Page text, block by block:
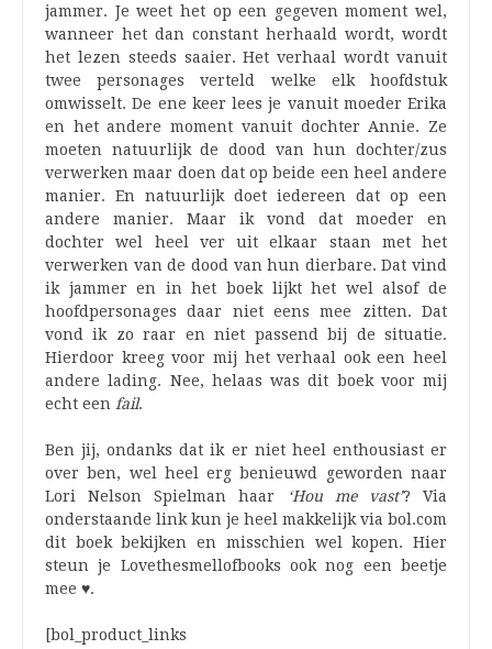
jammer. Je weet het op een gegeven moment wel,
wanneer het dan constant herhaald wordt, wordt
het lezen steeds saaier. Het verhaal wordt vanuit
twee personages verteld welke elk hoofdstuk
omwisselt. De ene keer lees je vanuit moeder Erika
en het andere moment vanuit dochter Annie. Ze
moeten natuurlijk de dood van hun dochter/zus
verwerken maar doen dat op beide een heel andere
manier. En natuurlijk doet iedereen dat op een
andere manier. Maar ik vond dat moeder en
dochter wel heel ver uit elkaar staan met het
verwerken van de dood van hun dierbare. Dat vind
ik jammer en in het boek lijkt het wel alsof de
hoofdpersonages daar niet eens mee zitten. Dat
vond ik zo raar en niet passend bij de situatie.
Hierdoor kreeg voor mij het verhaal ook een heel
andere lading. Nee, helaas was dit boek voor mij
echt een fail.
Ben jij, ondanks dat ik er niet heel enthousiast er
over ben, wel heel erg benieuwd geworden naar
Lori Nelson Spielman haar
‘Hou me vast’? Via
onderstaande link kun je heel makkelijk via bol.com
dit boek bekijken en misschien wel kopen. Hier
steun je Lovethesmellofbooks ook nog een beetje
mee ♥.
[bol_product_links